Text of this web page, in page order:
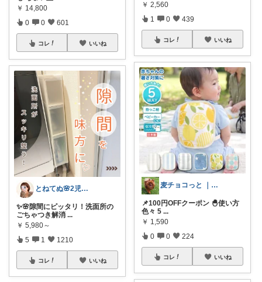
￥ 14,800
0 0 601
コレ いいね
とねてぬ🌸2児ママ✿毎日をラク&快適に
✨🌸隙間にピッタリ！洗面所の
ごちゃつき解消 ...
￥ 5,980～
5 1 1210
コレ いいね
￥ 2,560
1 0 439
コレ いいね
麦チョコっと ｜ キッズ＆ベビー 夏
📌100円OFFクーポン 🐣使い方
色々 5 ...
￥ 1,590
0 0 224
コレ いいね